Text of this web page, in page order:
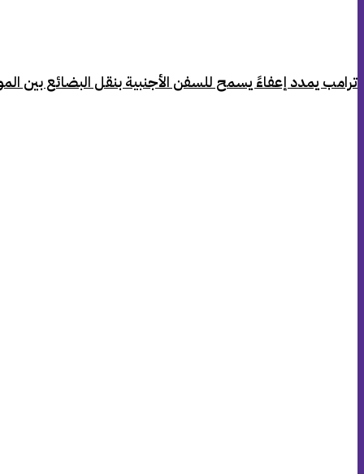
‏ترامب يمدد إعفاءً يسمح للسفن الأجنبية بنقل البضائع بين